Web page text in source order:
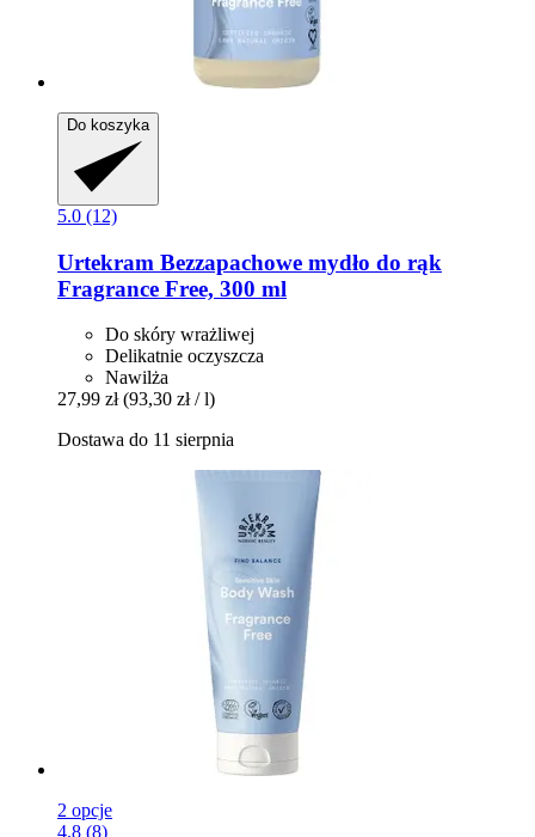
Do koszyka
5.0 (12)
Urtekram Bezzapachowe mydło do rąk
Fragrance Free, 300 ml
Do skóry wrażliwej
Delikatnie oczyszcza
Nawilża
27,99 zł (93,30 zł / l)
Dostawa do 11 sierpnia
2 opcje
4.8 (8)